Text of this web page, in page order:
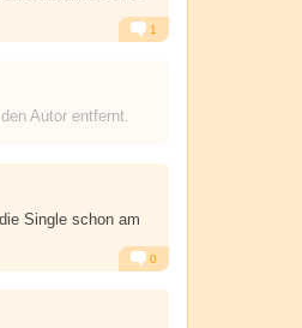
1
Autor entfernt.
Single schon am
Alarm Antworten
0